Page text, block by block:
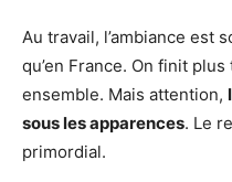
Au travail, l’ambiance est
qu’en France. On finit
ensemble. Mais attention,
sous les apparences. Le
primordial.